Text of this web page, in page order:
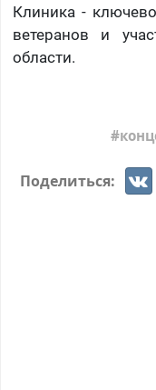
Клиника -
ветеранов и
области.
Поделиться: